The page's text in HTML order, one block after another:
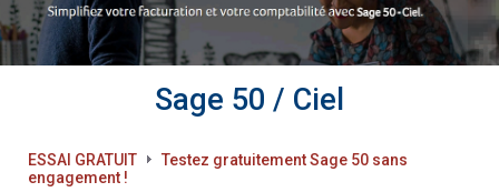
Sage 50 / Ciel
ESSAI GRATUIT
Testez gratuitement Sage 50 sans
engagement !